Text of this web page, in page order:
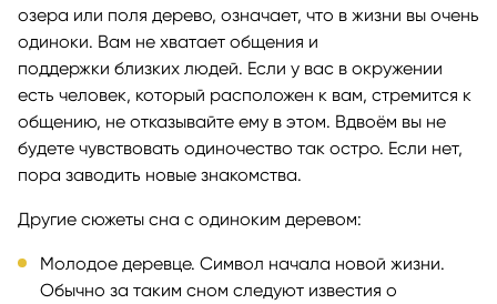
озера или поля дерево, означает, что в жизни вы очень
одиноки. Вам не хватает общения и
поддержки близких людей. Если у вас в окружении
есть человек, который расположен к вам, стремится к
общению, не отказывайте ему в этом. Вдвоём вы не
будете чувствовать одиночество так остро. Если нет,
пора заводить новые знакомства.
Другие сюжеты сна с одиноким деревом:
Молодое деревце. Символ начала новой жизни.
Обычно за таким сном следуют известия о